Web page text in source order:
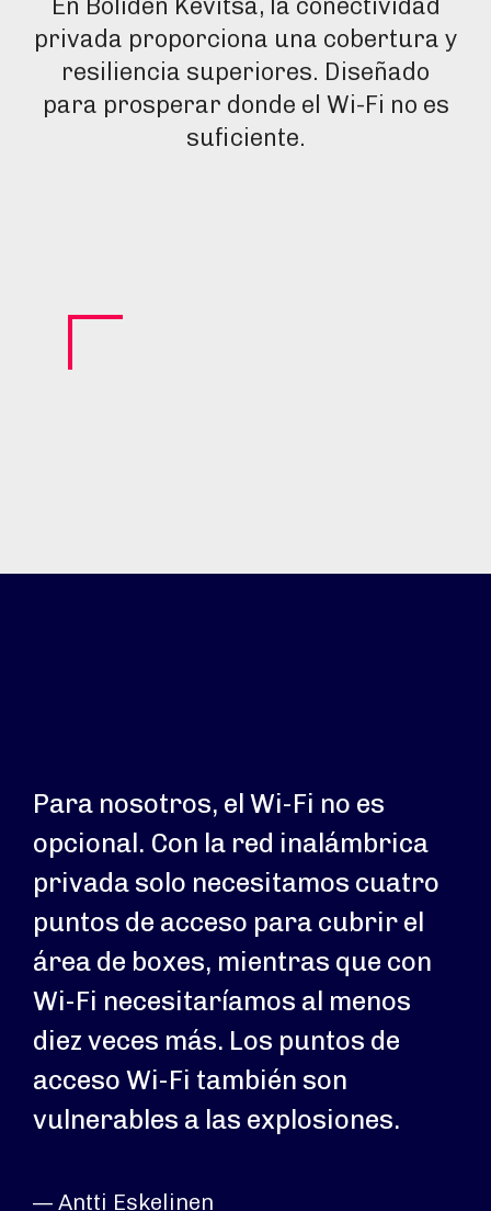
En Boliden Kevitsa, la conectividad
privada proporciona una cobertura y
resiliencia superiores. Diseñado
para prosperar donde el Wi-Fi no es
suficiente.
Para nosotros, el Wi-Fi no es
opcional. Con la red inalámbrica
privada solo necesitamos cuatro
puntos de acceso para cubrir el
área de boxes, mientras que con
Wi-Fi necesitaríamos al menos
diez veces más. Los puntos de
acceso Wi-Fi también son
vulnerables a las explosiones.
— Antti Eskelinen